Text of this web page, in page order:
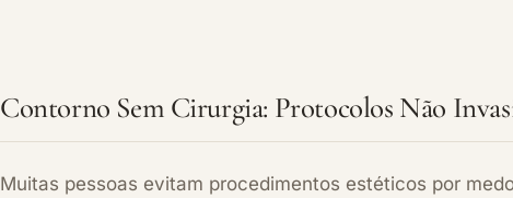
Contorno Sem Cirurgia: Protocolos Não
Muitas pessoas evitam procedimentos estéticos por